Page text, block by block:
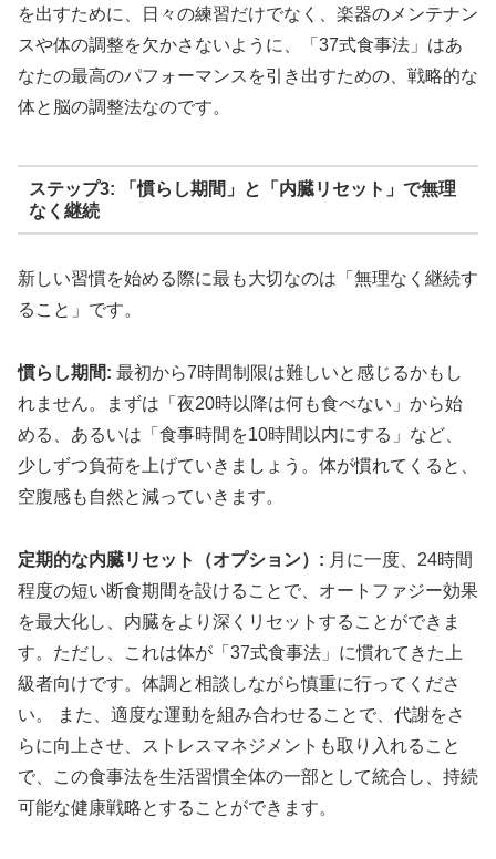
を出すために、日々の練習だけでなく、楽器のメンテナン
スや体の調整を欠かさないように、「37式食事法」はあ
なたの最高のパフォーマンスを引き出すための、戦略的な
体と脳の調整法なのです。
ステップ3: 「慣らし期間」と「内臓リセット」で無理
なく継続
新しい習慣を始める際に最も大切なのは「無理なく継続す
ること」です。
慣らし期間: 最初から7時間制限は難しいと感じるかもし
れません。まずは「夜20時以降は何も食べない」から始
める、あるいは「食事時間を10時間以内にする」など、
少しずつ負荷を上げていきましょう。体が慣れてくると、
空腹感も自然と減っていきます。
定期的な内臓リセット（オプション）: 月に一度、24時間
程度の短い断食期間を設けることで、オートファジー効果
を最大化し、内臓をより深くリセットすることができま
す。ただし、これは体が「37式食事法」に慣れてきた上
級者向けです。体調と相談しながら慎重に行ってくださ
い。 また、適度な運動を組み合わせることで、代謝をさ
らに向上させ、ストレスマネジメントも取り入れること
で、この食事法を生活習慣全体の一部として統合し、持続
可能な健康戦略とすることができます。